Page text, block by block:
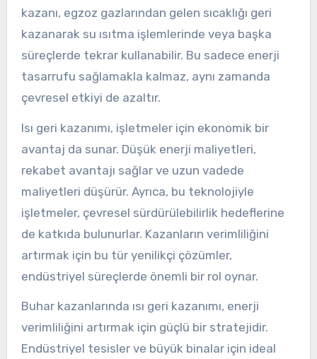
kazanı, egzoz gazlarından gelen sıcaklığı geri
kazanarak su ısıtma işlemlerinde veya başka
süreçlerde tekrar kullanabilir. Bu sadece enerji
tasarrufu sağlamakla kalmaz, aynı zamanda
çevresel etkiyi de azaltır.
Isı geri kazanımı, işletmeler için ekonomik bir
avantaj da sunar. Düşük enerji maliyetleri,
rekabet avantajı sağlar ve uzun vadede
maliyetleri düşürür. Ayrıca, bu teknolojiyle
işletmeler, çevresel sürdürülebilirlik hedeflerine
de katkıda bulunurlar. Kazanların verimliliğini
artırmak için bu tür yenilikçi çözümler,
endüstriyel süreçlerde önemli bir rol oynar.
Buhar kazanlarında ısı geri kazanımı, enerji
verimliliğini artırmak için güçlü bir stratejidir.
Endüstriyel tesisler ve büyük binalar için ideal